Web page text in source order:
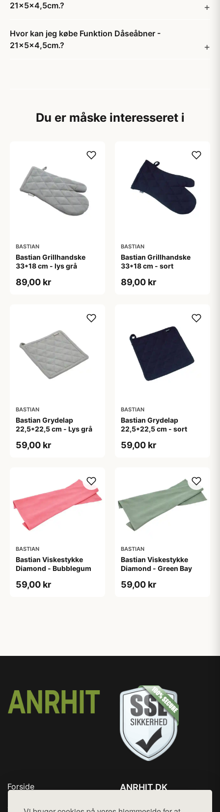
21x5x4,5cm.?
Hvor kan jeg købe Funktion Dåseåbner -
21x5x4,5cm.?
Du er måske interesseret i
BASTIAN
Bastian Grillhandske
33*18 cm - lys grå
89,00 kr
BASTIAN
Bastian Grillhandske
33*18 cm - sort
89,00 kr
BASTIAN
Bastian Grydelap
22,5*22,5 cm - Lys grå
59,00 kr
BASTIAN
Bastian Grydelap
22,5*22,5 cm - sort
59,00 kr
BASTIAN
Bastian Viskestykke
Diamond - Bubblegum
59,00 kr
BASTIAN
Bastian Viskestykke
Diamond - Green Bay
59,00 kr
Forside
Top Rabatter
ANRHIT.DK